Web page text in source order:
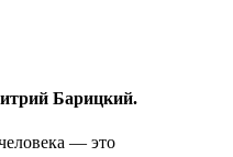
Барицкий.
— это